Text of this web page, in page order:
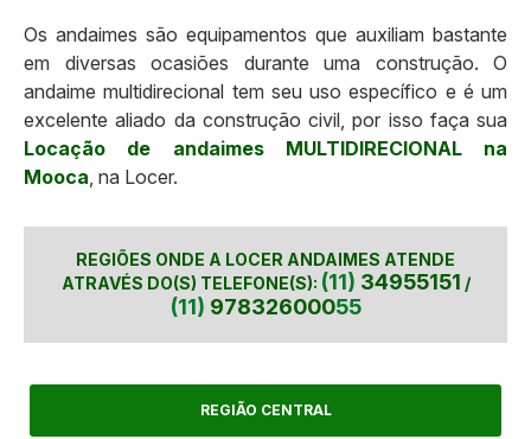
Os andaimes são equipamentos que auxiliam bastante
em diversas ocasiões durante uma construção. O
andaime multidirecional tem seu uso específico e é um
excelente aliado da construção civil, por isso faça sua
Locação de andaimes MULTIDIRECIONAL na
Mooca , na Locer.
REGIÕES ONDE A LOCER ANDAIMES ATENDE
ATRAVÉS DO(S) TELEFONE(S): (11) 34955151 /
(11) 97832600055
REGIÃO CENTRAL